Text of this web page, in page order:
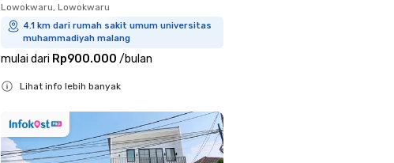
Lowokwaru, Lowokwaru
4.1 km dari rumah sakit umum universitas
muhammadiyah malang
mulai dari Rp900.000 /bulan
Lihat info lebih banyak